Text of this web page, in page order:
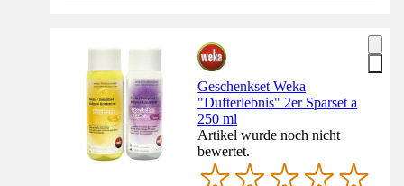
Geschenkset Weka
"Dufterlebnis" 2er Sparset a
250 ml
Artikel wurde noch nicht
bewertet.